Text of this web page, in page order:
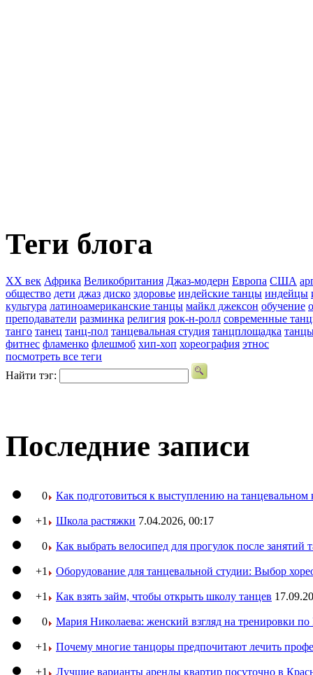
Теги блога
XX век Африка Великобритания Джаз-модерн Европа США
общество дети джаз диско здоровье индейские танцы индейцы
культура латиноамериканские танцы майкл джексон обучение
преподаватели разминка религия рок-н-ролл современные
танго танец танц-пол танцевальная студия танцплощадка
фитнес фламенко флешмоб хип-хоп хореография этнос
посмотреть все теги
Найти тэг:
Последние записи
0 Как подготовиться к выступлению на танцевальном
+1 Школа растяжки 7.04.2026, 00:17
0 Как выбрать велосипед для прогулок после занятий
+1 Оборудование для танцевальной студии: Выбор
+1 Как взять займ, чтобы открыть школу танцев
0 Мария Николаева: женский взгляд на тренировки
+1 Почему многие танцоры предпочитают лечить
+1 Лучшие варианты аренды квартир посуточно в